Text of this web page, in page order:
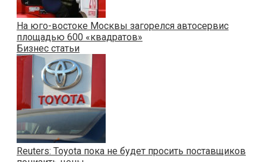
На юго-востоке Москвы загорелся автосервис
площадью 600 «квадратов»
Бизнес статьи
Reuters: Toyota пока не будет просить поставщиков